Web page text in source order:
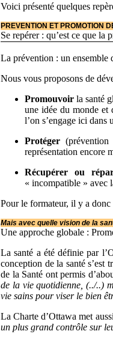
Voici présenté quelques
PREVENTION ET PROMOTION
Se repérer : qu’est ce que la
La prévention : un ensemble
Nous vous proposons de
Promouvoirla santé
une idée du monde et
l’on s’engage ici
Protéger(prévention
représentation encore
Récupérer ou
« incompatible » avec
Pour le formateur, il y a donc
Mais avec quelle vision de la
Une approche globale :
La santé a été définie par
conception de la santé s’est
de la Santé ont permis
de la vie quotidienne, (../..)
vie sains pour viser le bien
La Charte d’Ottawa met
un plus grand contrôle sur